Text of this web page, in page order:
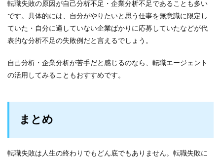
転職失敗の原因が自己分析不足・企業分析不足であることも多い
です。具体的には、自分がやりたいと思う仕事を無意識に限定し
ていた・自分に適していない企業ばかりに応募していたなどが代
表的な分析不足の失敗例だと言えるでしょう。
自己分析・企業分析が苦手だと感じるのなら、転職エージェント
の活用してみることもおすすめです。
まとめ
転職失敗は人生の終わりでもどん底でもありません。転職失敗に